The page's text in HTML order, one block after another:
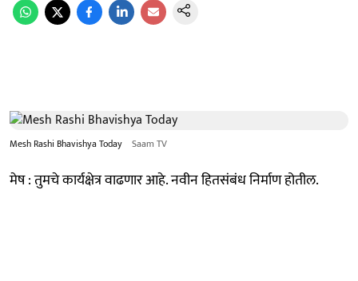
Mesh Rashi Bhavishya Today Saam TV
मेष : तुमचे कार्यक्षेत्र वाढणार आहे. नवीन हितसंबंध निर्माण होतील.